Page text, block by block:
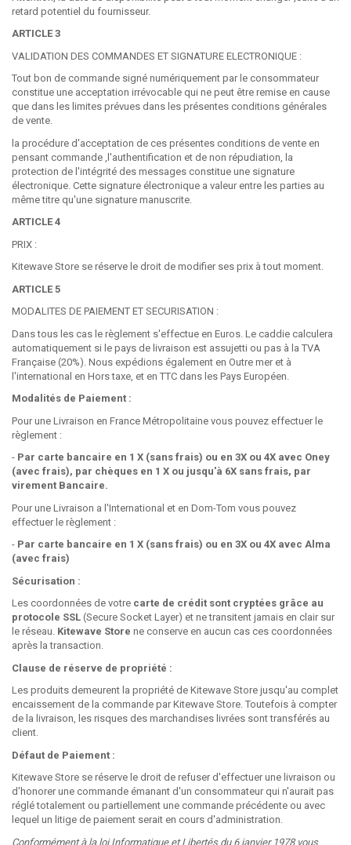
retard potentiel du fournisseur.
ARTICLE 3
VALIDATION DES COMMANDES ET SIGNATURE ELECTRONIQUE :
Tout bon de commande signé numériquement par le consommateur
constitue une acceptation irrévocable qui ne peut être remise en cause
que dans les limites prévues dans les présentes conditions générales
de vente.
la procédure d'acceptation de ces présentes conditions de vente en
pensant commande ,l'authentification et de non répudiation, la
protection de l'intégrité des messages constitue une signature
électronique. Cette signature électronique a valeur entre les parties au
même titre qu'une signature manuscrite.
ARTICLE 4
PRIX :
Kitewave Store se réserve le droit de modifier ses prix à tout moment.
ARTICLE 5
MODALITES DE PAIEMENT ET SECURISATION :
Dans tous les cas le règlement s'effectue en Euros. Le caddie calculera
automatiquement si le pays de livraison est assujetti ou pas à la TVA
Française (20%). Nous expédions également en Outre mer et à
l'international en Hors taxe, et en TTC dans les Pays Européen.
Modalités de Paiement :
Pour une Livraison en France Métropolitaine vous pouvez effectuer le
règlement :
- Par carte bancaire en 1 X (sans frais) ou en 3X ou 4X avec Oney
(avec frais), par chèques en 1 X ou jusqu'à 6X sans frais, par
virement Bancaire.
Pour une Livraison a l'International et en Dom-Tom vous pouvez
effectuer le règlement :
- Par carte bancaire en 1 X (sans frais) ou en 3X ou 4X avec Alma
(avec frais)
Sécurisation :
Les coordonnées de votre carte de crédit sont cryptées grâce au
protocole SSL (Secure Socket Layer) et ne transitent jamais en clair sur
le réseau. Kitewave Store ne conserve en aucun cas ces coordonnées
après la transaction.
Clause de réserve de propriété :
Les produits demeurent la propriété de Kitewave Store jusqu'au complet
encaissement de la commande par Kitewave Store. Toutefois à compter
de la livraison, les risques des marchandises livrées sont transférés au
client.
Défaut de Paiement :
Kitewave Store se réserve le droit de refuser d'effectuer une livraison ou
d'honorer une commande émanant d'un consommateur qui n'aurait pas
réglé totalement ou partiellement une commande précédente ou avec
lequel un litige de paiement serait en cours d'administration.
Conformément à la loi Informatique et Libertés du 6 janvier 1978 vous